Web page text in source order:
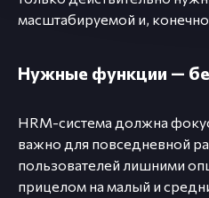
масштабируемой и,
Нужные функции —
HRM-система должна
важно для повседневной
пользователей лишними
прицелом на малый и